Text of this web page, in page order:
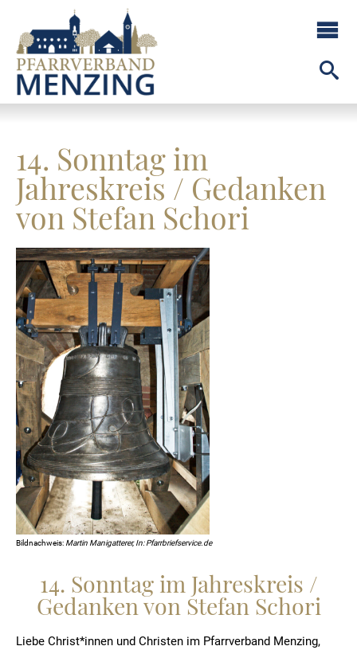
14. Sonntag im
Jahreskreis / Gedanken
von Stefan Schori
Bildnachweis: Martin Manigatterer, In: Pfarrbriefservice.de
14. Sonntag im Jahreskreis /
Gedanken von Stefan Schori
Liebe Christ*innen und Christen im Pfarrverband Menzing,